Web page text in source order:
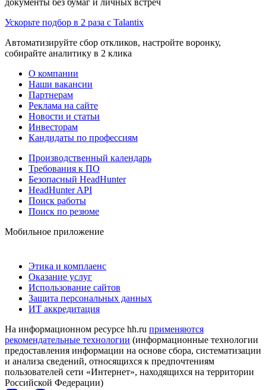
Ускорьте подбор в 2 раза с Talantix
Автоматизируйте сбор откликов, настройте воронку,
собирайте аналитику в 2 клика
О компании
Наши вакансии
Партнерам
Реклама на сайте
Новости и статьи
Инвесторам
Кандидаты по профессиям
Производственный календарь
Требования к ПО
Безопасный HeadHunter
HeadHunter API
Поиск работы
Поиск по резюме
Мобильное приложение
Этика и комплаенс
Оказание услуг
Использование сайтов
Защита персональных данных
ИТ аккредитация
На информационном ресурсе hh.ru применяются
рекомендательные технологии (информационные технологии
предоставления информации на основе сбора, систематизации
и анализа сведений, относящихся к предпочтениям
пользователей сети «Интернет», находящихся на территории
Российской Федерации)